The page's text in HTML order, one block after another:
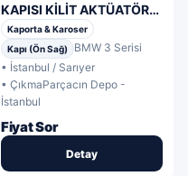
KAPISI KİLİT AKTÜATÖRÜ
MANDALI # 7059974 OEM
7059974
Kaporta & Karoser
Kapı (Ön Sağ)
BMW 3 Serisi
• İstanbul / Sarıyer
• ÇıkmaParçacın Depo -
İstanbul
Fiyat Sor
Detay